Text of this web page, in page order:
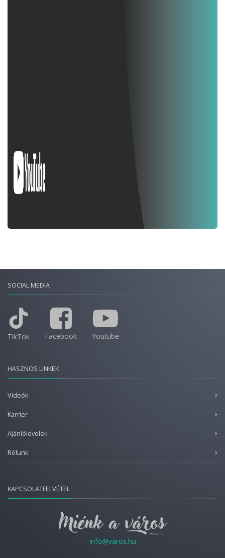
SOCIAL MEDIA
TikTok Facebook Youtube
HASZNOS LINKEK
Videók
Karrier
Ajánlólevelek
Rólunk
KAPCSOLATFELVÉTEL
info@varos.hu